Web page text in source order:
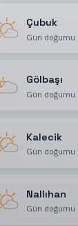
Çubuk
Gün doğumu
Gölbaşı
Gün doğumu
Kalecik
Gün doğumu
Nallıhan
Gün doğumu